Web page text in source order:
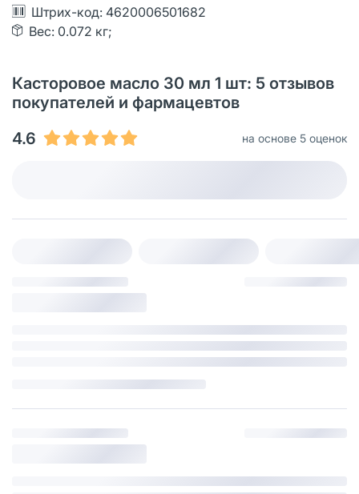
Штрих-код: 4620006501682
Вес: 0.072 кг;
Касторовое масло 30 мл 1 шт: 5 отзывов
покупателей и фармацевтов
4.6
на основе 5 оценок